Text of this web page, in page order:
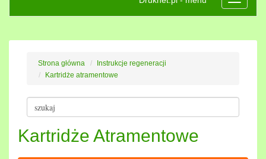
Strona główna
Instrukcje regeneracji
Kartridże atramentowe
Kartridże Atramentowe